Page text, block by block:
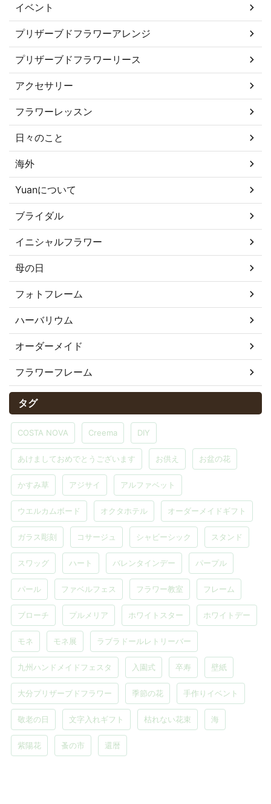
イベント
プリザーブドフラワーアレンジ
プリザーブドフラワーリース
アクセサリー
フラワーレッスン
日々のこと
海外
Yuanについて
ブライダル
イニシャルフラワー
母の日
フォトフレーム
ハーバリウム
オーダーメイド
フラワーフレーム
タグ
COSTA NOVA Creema DIY
あけましておめでとうございます お供え お盆の花
かすみ草 アジサイ アルファベット
ウエルカムボード オクタホテル オーダーメイドギフト
ガラス彫刻 コサージュ シャビーシック スタンド
スワッグ ハート バレンタインデー パープル
パール ファベルフェス フラワー教室 フレーム
ブローチ プルメリア ホワイトスター ホワイトデー
モネ モネ展 ラブラドールレトリーバー
九州ハンドメイドフェスタ 入園式 卒寿 壁紙
大分プリザーブドフラワー 季節の花 手作りイベント
敬老の日 文字入れギフト 枯れない花束 海
紫陽花 蚤の市 還暦